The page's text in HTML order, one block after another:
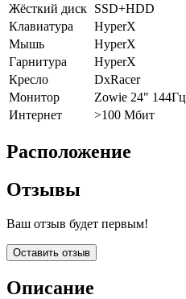
Жёсткий диск SSD+HDD
Клавиатура
HyperX
Мышь
HyperX
Гарнитура
HyperX
Кресло
DxRacer
Монитор
Zowie 24" 144Гц
Интернет
>100 Мбит
Расположение
Отзывы
Ваш отзыв будет первым!
Оставить отзыв
Описание